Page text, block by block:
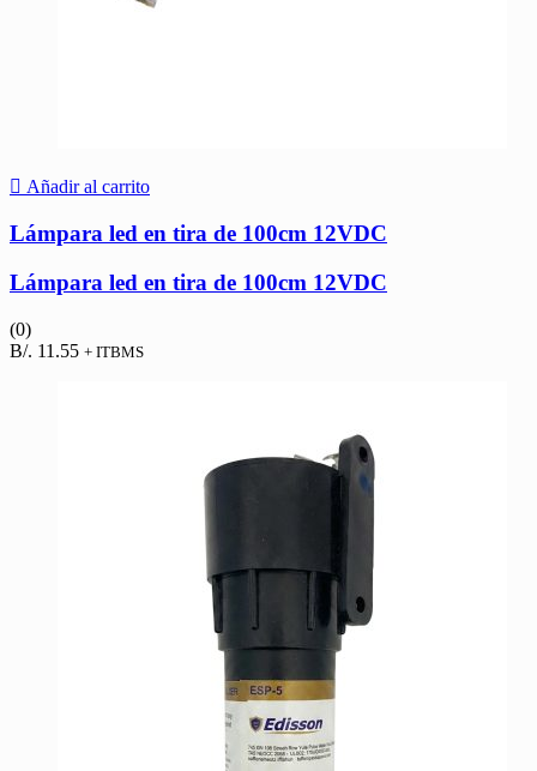
Añadir al carrito
Lámpara led en tira de 100cm 12VDC
Lámpara led en tira de 100cm 12VDC
(0)
B/. 11.55 + ITBMS